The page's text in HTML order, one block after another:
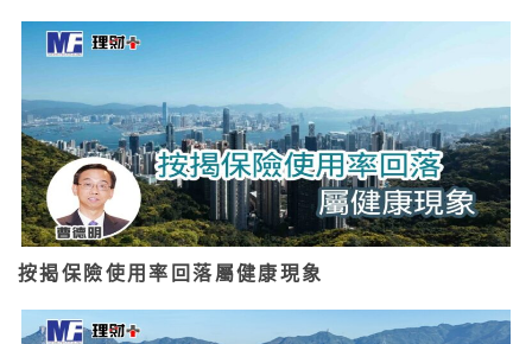
按揭保險使用率回落屬健康現象